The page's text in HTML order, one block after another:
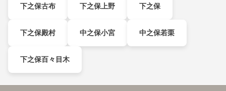
下之保古布 下之保上野 下之保
下之保殿村 中之保小宮 中之保若栗
下之保百々目木